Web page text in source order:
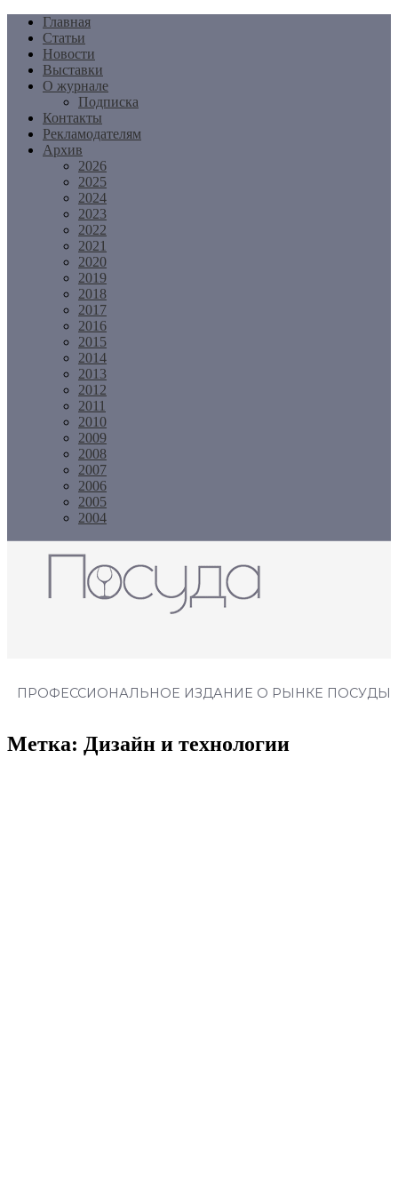
Перейти
содержимому
Главная
Статьи
Новости
Выставки
О журнале
Подписка
Контакты
Рекламодателям
Архив
2026
2025
2024
2023
2022
2021
2020
2019
2018
2017
2016
2015
2014
2013
2012
2011
2010
2009
2008
2007
2006
2005
2004
ПРОФЕССИОНАЛЬНОЕ ИЗДАНИЕ О РЫНКЕ ПОСУДЫ
Метка: Дизайн и технологии